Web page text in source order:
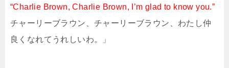
“Charlie Brown, Charlie Brown, I’m glad to know you.”
チャーリーブラウン、チャーリーブラウン、わたし仲
良くなれてうれしいわ。」